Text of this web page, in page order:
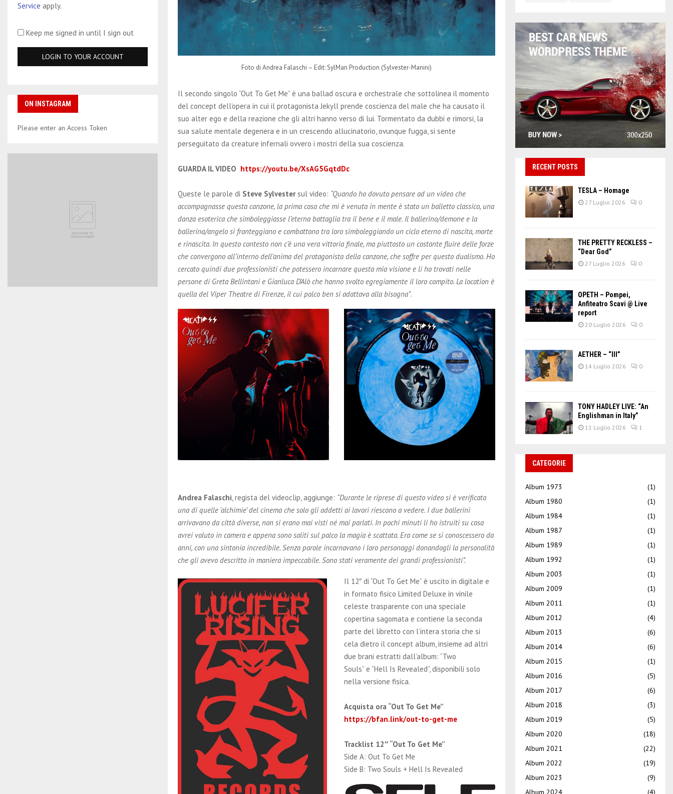
Foto di Andrea Falaschi – Edit: SylMan Production (Sylvester-Manini)
Il secondo singolo “Out To Get Me” è una ballad oscura e orchestrale che sottolinea il momento
del concept dell’opera in cui il protagonista Jekyll prende coscienza del male che ha causato il
suo alter ego e della reazione che gli altri hanno verso di lui. Tormentato da dubbi e rimorsi, la
sua salute mentale degenera e in un crescendo allucinatorio, ovunque fugga, si sente
perseguitato da creature infernali ovvero i mostri della sua coscienza.
GUARDA IL VIDEO https://youtu.be/XsAG5GqtdDc
Queste le parole di Steve Sylvestersul video: “Quando ho dovuto pensare ad un video che
accompagnasse questa canzone, la prima cosa che mi è venuta in mente è stato un balletto classico, una
danza esoterica che simboleggiasse l’eterna battaglia tra il bene e il male. Il ballerino/demone e la
ballerina/angelo si fronteggiano e combattono tra loro simboleggiando un ciclo eterno di nascita, morte
e rinascita. In questo contesto non c’è una vera vittoria finale, ma piuttosto un costante fluire delle forze
che convergono all’interno dell’anima del protagonista della canzone, che soffre per questo dualismo. Ho
cercato quindi due professionisti che potessero incarnare questa mia visione e li ho trovati nelle
persone di Greta Bellintani e Gianluca D’Alò che hanno svolto egregiamente il loro compito. La location è
quella del Viper Theatre di Firenze, il cui palco ben si adattava alla bisogna”.
Andrea Falaschi , regista del videoclip, aggiunge: “Durante le riprese di questo video si è verificata
una di quelle ‘alchimie’ del cinema che solo gli addetti ai lavori riescono a vedere. I due ballerini
arrivavano da città diverse, non si erano mai visti né mai parlati. In pochi minuti li ho istruiti su cosa
avrei voluto in camera e appena sono saliti sul palco la magia è scattata. Era come se si conoscessero da
anni, con una sintonia incredibile. Senza parole incarnavano i loro personaggi donandogli la personalità
che gli avevo descritto in maniera impeccabile. Sono stati veramente dei grandi professionisti”.
Il 12″ di “Out To Get Me” è uscito in digitale e
in formato fisico Limited Deluxe in vinile
celeste trasparente con una speciale
copertina sagomata e contiene la seconda
parte del libretto con l’intera storia che si
cela dietro il concept album, insieme ad altri
due brani estratti dall’album: “Two
Souls” e “Hell Is Revealed”, disponibili solo
nella versione fisica.
Acquista ora “Out To Get Me”
https://bfan.link/out-to-get-me
Tracklist 12″ “Out To Get Me”
Side A: Out To Get Me
Side B: Two Souls + Hell Is Revealed
Service apply.
Keep me signed in until I sign out
ON INSTAGRAM
Please enter an Access Token
RECENT POSTS
TESLA – Homage
27 Luglio 2026 0
THE PRETTY RECKLESS –
“Dear God”
27 Luglio 2026 0
OPETH – Pompei,
Anfiteatro Scavi @ Live
report
20 Luglio 2026 0
AETHER – “III”
14 Luglio 2026 0
TONY HADLEY LIVE: “An
Englishman in Italy”
11 Luglio 2026 1
CATEGORIE
Album 1973
(1)
Album 1980
(1)
Album 1984
(1)
Album 1987
(1)
Album 1989
(1)
Album 1992
(1)
Album 2003
(1)
Album 2009
(1)
Album 2011
(1)
Album 2012
(4)
Album 2013
(6)
Album 2014
(6)
Album 2015
(1)
Album 2016
(5)
Album 2017
(6)
Album 2018
(3)
Album 2019
(5)
Album 2020
(18)
Album 2021
(22)
Album 2022
(19)
Album 2023
(9)
Album 2024
(4)